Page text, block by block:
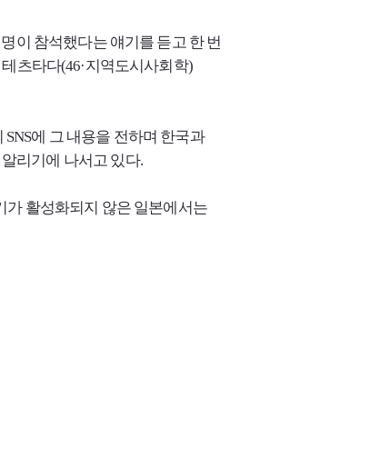
이 참석했다는 얘기를 듣고 한 번
츠타다(46·지역도시사회학)
SNS에 그 내용을 전하며 한국과
리기에 나서고 있다.
가 활성화되지 않은 일본에서는